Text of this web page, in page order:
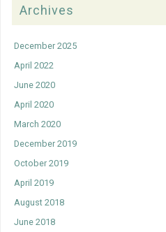
Archives
December 2025
April 2022
June 2020
April 2020
March 2020
December 2019
October 2019
April 2019
August 2018
June 2018